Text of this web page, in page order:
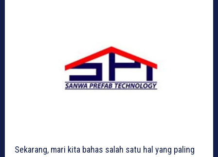
Sekarang, mari kita bahas salah satu hal yang paling